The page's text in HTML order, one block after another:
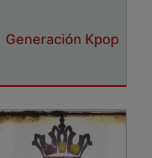
Generación Kpop